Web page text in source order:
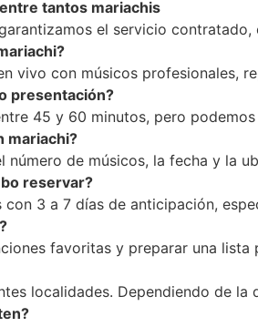
tantos mariachis
el servicio
vivo con músicos profesionales,
presentación?
45 y 60 minutos, pero
mariachi?
número de músicos, la fecha y la
reservar?
con 3 a 7 días de anticipación,
favoritas y preparar una lista
localidades. Dependiendo de